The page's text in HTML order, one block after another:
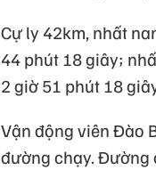
Cự ly 42km, nhất
44 phút 18 giây;
2 giờ 51 phút 18
Vận động viên Đào
đường chạy. Đường